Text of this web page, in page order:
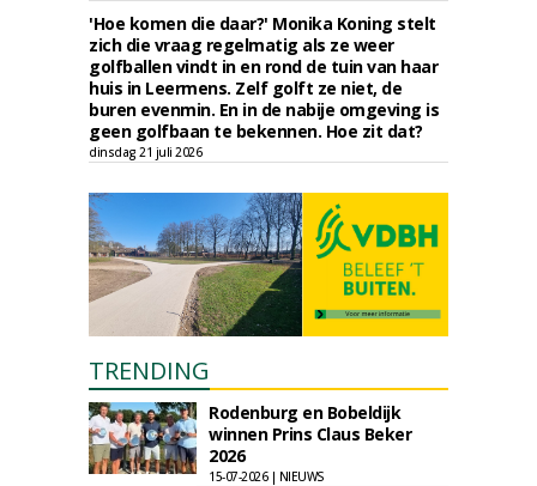
'Hoe komen die daar?' Monika Koning stelt
zich die vraag regelmatig als ze weer
golfballen vindt in en rond de tuin van haar
huis in Leermens. Zelf golft ze niet, de
buren evenmin. En in de nabije omgeving is
geen golfbaan te bekennen. Hoe zit dat?
dinsdag 21 juli 2026
TRENDING
Rodenburg en Bobeldijk
winnen Prins Claus Beker
2026
15-07-2026 | NIEUWS